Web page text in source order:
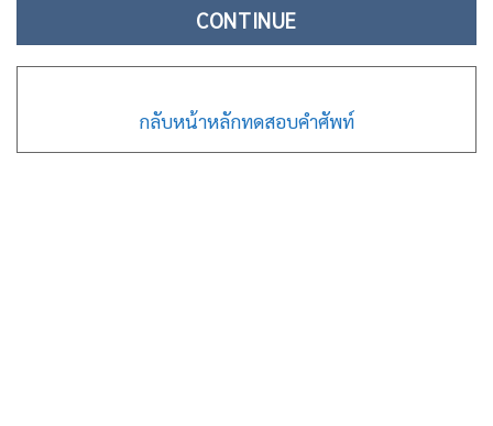
CONTINUE
กลับหน้าหลักทดสอบคำศัพท์